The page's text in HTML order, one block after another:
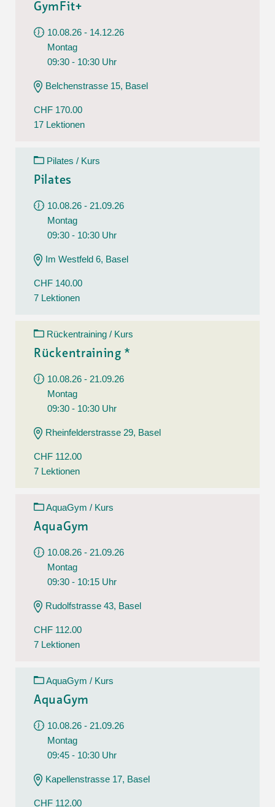
GymFit+
10.08.26 - 14.12.26
Montag
09:30 - 10:30 Uhr
Belchenstrasse 15, Basel
CHF 170.00
17 Lektionen
Pilates / Kurs
Pilates
10.08.26 - 21.09.26
Montag
09:30 - 10:30 Uhr
Im Westfeld 6, Basel
CHF 140.00
7 Lektionen
Rückentraining / Kurs
Rückentraining *
10.08.26 - 21.09.26
Montag
09:30 - 10:30 Uhr
Rheinfelderstrasse 29, Basel
CHF 112.00
7 Lektionen
AquaGym / Kurs
AquaGym
10.08.26 - 21.09.26
Montag
09:30 - 10:15 Uhr
Rudolfstrasse 43, Basel
CHF 112.00
7 Lektionen
AquaGym / Kurs
AquaGym
10.08.26 - 21.09.26
Montag
09:45 - 10:30 Uhr
Kapellenstrasse 17, Basel
CHF 112.00